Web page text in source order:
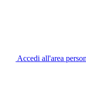
Accedi all'area